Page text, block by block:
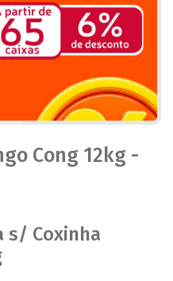
Cong 12kg -
s/ Coxinha